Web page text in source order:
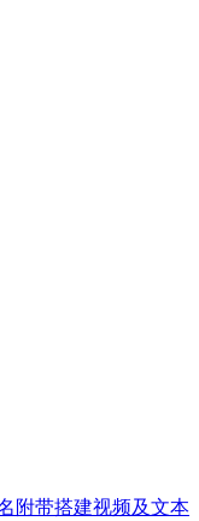
附带搭建视频及文本